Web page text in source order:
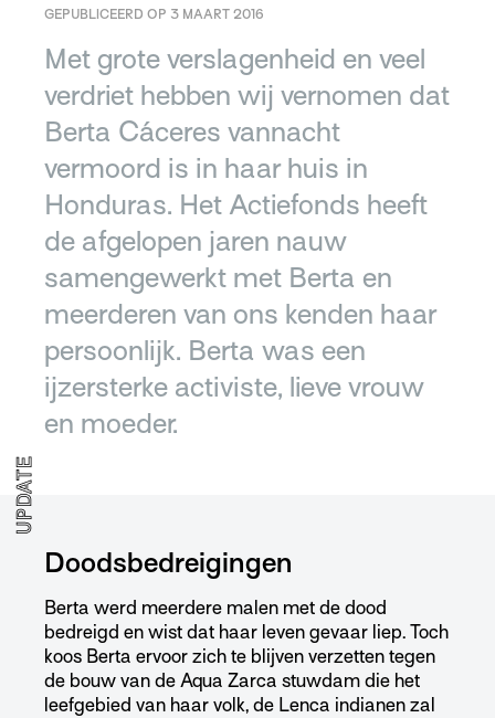
GEPUBLICEERD OP 3 MAART 2016
Met grote verslagenheid en veel
verdriet hebben wij vernomen dat
Berta Cáceres vannacht
vermoord is in haar huis in
Honduras. Het Actiefonds heeft
de afgelopen jaren nauw
samengewerkt met Berta en
meerderen van ons kenden haar
persoonlijk. Berta was een
ijzersterke activiste, lieve vrouw
en moeder.
UPDATE
Doodsbedreigingen
Berta werd meerdere malen met de dood
bedreigd en wist dat haar leven gevaar liep. Toch
koos Berta ervoor zich te blijven verzetten tegen
de bouw van de Aqua Zarca stuwdam die het
leefgebied van haar volk, de Lenca indianen zal